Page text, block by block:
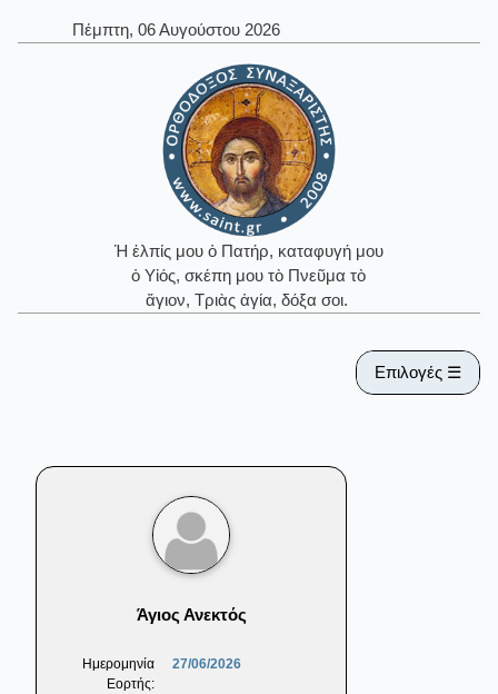
Πέμπτη, 06 Αυγούστου 2026
Ἡ ἐλπίς μου ὁ Πατήρ, καταφυγή μου
ὁ Υἱός, σκέπη μου τὸ Πνεῦμα τὸ
ἅγιον, Τριὰς ἁγία, δόξα σοι.
Επιλογές ☰
Άγιος Ανεκτός
Ημερομηνία
Εορτής:
27/06/2026